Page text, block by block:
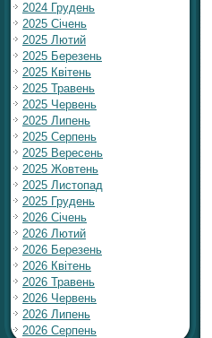
2024 Грудень
2025 Січень
2025 Лютий
2025 Березень
2025 Квітень
2025 Травень
2025 Червень
2025 Липень
2025 Серпень
2025 Вересень
2025 Жовтень
2025 Листопад
2025 Грудень
2026 Січень
2026 Лютий
2026 Березень
2026 Квітень
2026 Травень
2026 Червень
2026 Липень
2026 Серпень